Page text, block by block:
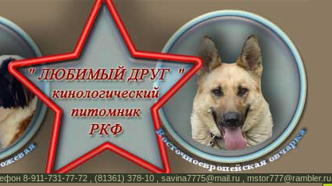
8-911-731-77-72 , (81361) 378-10 , savina7775@mail.ru , mstor777@rambler.ru